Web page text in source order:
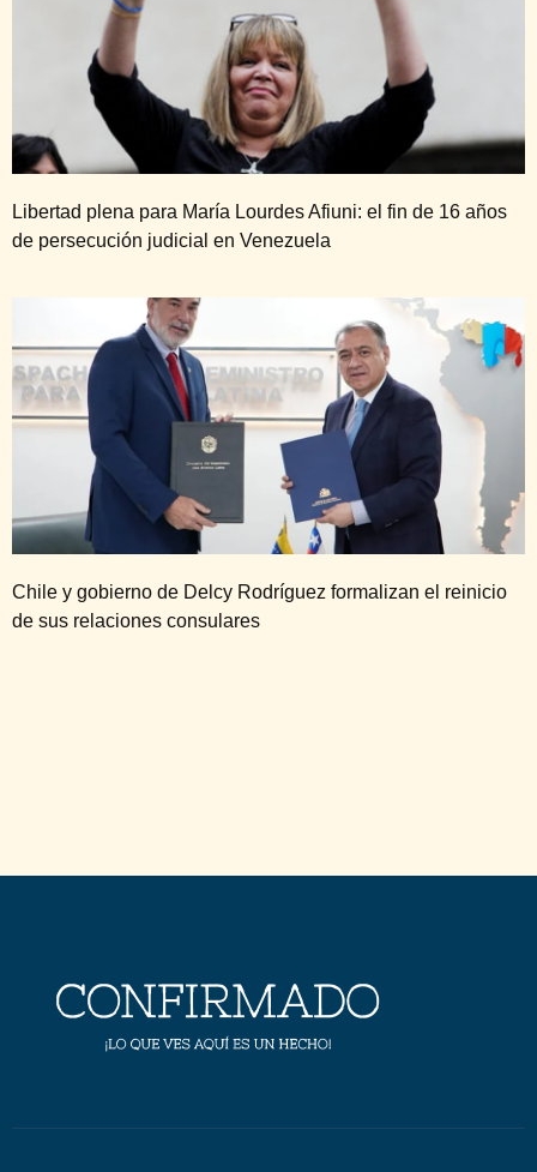
Libertad plena para María Lourdes Afiuni: el fin de 16 años
de persecución judicial en Venezuela
Chile y gobierno de Delcy Rodríguez formalizan el reinicio
de sus relaciones consulares